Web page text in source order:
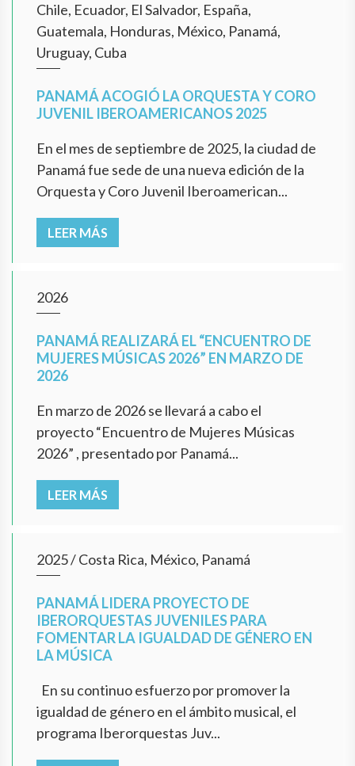
Chile, Ecuador, El Salvador, España,
Guatemala, Honduras, México, Panamá,
Uruguay, Cuba
PANAMÁ ACOGIÓ LA ORQUESTA Y CORO
JUVENIL IBEROAMERICANOS 2025
En el mes de septiembre de 2025, la ciudad de
Panamá fue sede de una nueva edición de la
Orquesta y Coro Juvenil Iberoamerican...
LEER MÁS
2026
PANAMÁ REALIZARÁ EL “ENCUENTRO DE
MUJERES MÚSICAS 2026” EN MARZO DE
2026
En marzo de 2026 se llevará a cabo el
proyecto “Encuentro de Mujeres Músicas
2026” , presentado por Panamá...
LEER MÁS
2025/Costa Rica, México, Panamá
PANAMÁ LIDERA PROYECTO DE
IBERORQUESTAS JUVENILES PARA
FOMENTAR LA IGUALDAD DE GÉNERO EN
LA MÚSICA
En su continuo esfuerzo por promover la
igualdad de género en el ámbito musical, el
programa Iberorquestas Juv...